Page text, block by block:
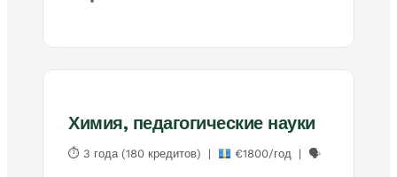
Химия, педагогические науки
⏱ 3 года (180 кредитов) | €1800/год | 🗣